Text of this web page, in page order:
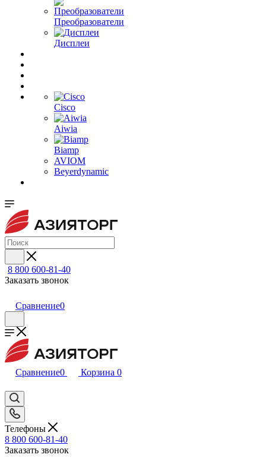
Преобразователи
Дисплеи
Cisco
Aiwia
Biamp
AVIOM
Beyerdynamic
8 800 600-81-40
Заказать звонок
Сравнение0
Сравнение0 Корзина 0
Телефоны
8 800 600-81-40
Заказать звонок